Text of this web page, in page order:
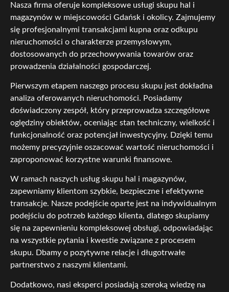
Nasza firma oferuje kompleksowe usługi skupu hal i
magazynów w miejscowości Gdańsk i okolicy. Zajmujemy
się profesjonalnymi transakcjami kupna oraz odkupu
nieruchomości o charakterze przemysłowym,
dostosowanych do przechowywania towarów oraz
prowadzenia działalności gospodarczej.
Pierwszym etapem naszego procesu skupu jest dokładna
analiza oferowanych nieruchomości. Posiadamy
doświadczony zespół, który przeprowadza szczegółowe
oględziny obiektów, oceniając stan techniczny, wielkość i
funkcjonalność oraz potencjał inwestycyjny. Dzięki temu
możemy precyzyjnie oszacować wartość nieruchomości i
zaproponować korzystne warunki finansowe.
W ramach naszych usług skupu hal i magazynów,
zapewniamy klientom szybkie, bezpieczne i efektywne
transakcje. Nasze podejście oparte jest na indywidualnym
podejściu do potrzeb każdego klienta, dlatego skupiamy
się na zapewnieniu kompleksowej obsługi, odpowiadając
na wszystkie pytania i kwestie związane z procesem
skupu. Dbamy o pozytywne relacje i długotrwałe
partnerstwo z naszymi klientami.
Dodatkowo, nasi eksperci posiadają szeroką wiedzę na